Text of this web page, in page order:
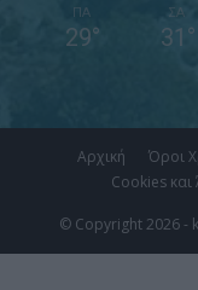
ΠΑ
29°
ΣΑ
31 °
Αρχική Όροι
Cookies και
© Copyright 2026 -